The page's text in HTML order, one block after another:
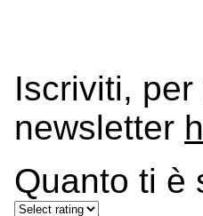
Iscriviti,
newsletter
Quanto ti è